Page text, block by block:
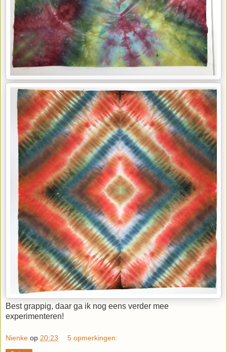
Best grappig, daar ga ik nog eens verder mee
experimenteren!
Nienke op 20:23 5 opmerkingen: